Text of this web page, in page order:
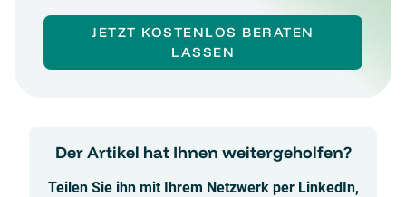
JETZT KOSTENLOS BERATEN
LASSEN
Der Artikel hat Ihnen weitergeholfen?
Teilen Sie ihn mit Ihrem Netzwerk per LinkedIn,